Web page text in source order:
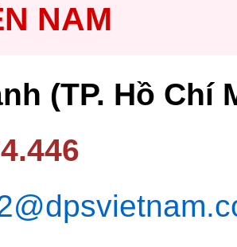
NAM
(TP. Hồ Chí